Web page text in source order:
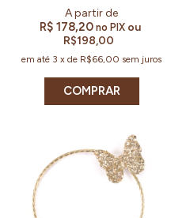
R$ 178,20no PIX ou
R$198,00
em até 3 xde R$66,00 sem juros
COMPRAR